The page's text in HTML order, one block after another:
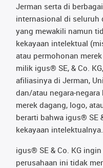
Jerman serta di
internasional di seluruh
yang mewakili namun
kekayaan intelektual
atau permohonan
milik igus® SE, & Co.
afiliasinya di Jerman,
dan/atau negara-
merek dagang, logo,
berarti bahwa igus® SE
kekayaan intelektualnya.
igus® SE & Co. KG
perusahaan ini tidak